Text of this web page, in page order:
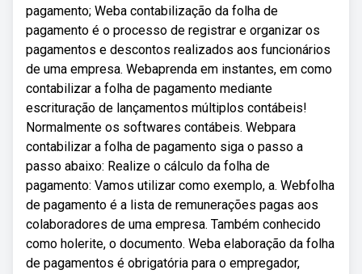
pagamento; Weba contabilização da folha de
pagamento é o processo de registrar e organizar os
pagamentos e descontos realizados aos funcionários
de uma empresa. Webaprenda em instantes, em como
contabilizar a folha de pagamento mediante
escrituração de lançamentos múltiplos contábeis!
Normalmente os softwares contábeis. Webpara
contabilizar a folha de pagamento siga o passo a
passo abaixo: Realize o cálculo da folha de
pagamento: Vamos utilizar como exemplo, a. Webfolha
de pagamento é a lista de remunerações pagas aos
colaboradores de uma empresa. Também conhecido
como holerite, o documento. Weba elaboração da folha
de pagamentos é obrigatória para o empregador,